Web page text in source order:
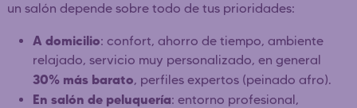
un salón depende sobre todo de tus prioridades:
A domicilio: confort, ahorro de tiempo, ambiente
relajado, servicio muy personalizado, en general
30% más barato, perfiles expertos (peinado afro).
En salón de peluquería: entorno profesional,